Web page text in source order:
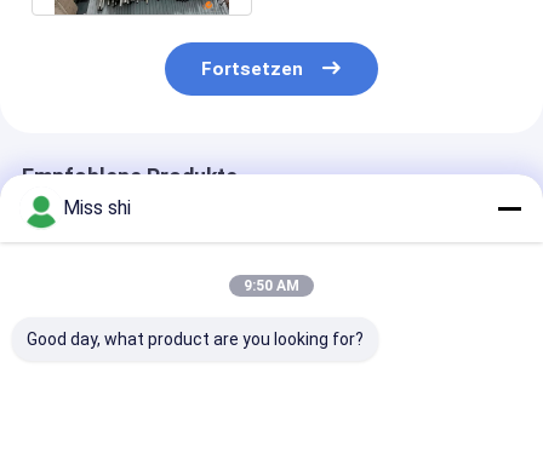
Fortsetzen
Empfohlene Produkte
Miss shi
9:50 AM
Good day, what product are you looking for?